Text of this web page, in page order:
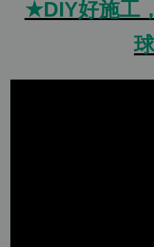
★DIY好施工